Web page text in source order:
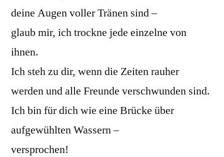
deine Augen voller Tränen sind –
glaub mir, ich trockne jede einzelne von
ihnen.
Ich steh zu dir, wenn die Zeiten rauher
werden und alle Freunde verschwunden sind.
Ich bin für dich wie eine Brücke über
aufgewühlten Wassern –
versprochen!